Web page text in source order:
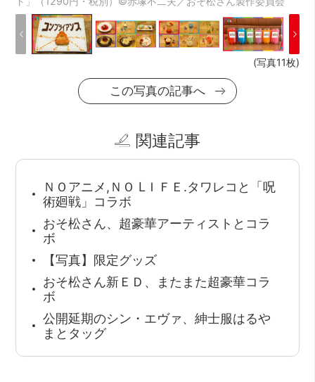
(写真11枚)
この写真の記事へ
関連記事
ＮＯアニメ,ＮＯ LＩＦＥ.タワレコと「呪
術廻戦」コラボ
おそ松さん、超豪華アーティストとコラ
ボ
【写真】限定グッズ
おそ松さん新ＥＤ、またまた超豪華コラ
ボ
公開延期のシン・エヴァ、紳士服はるや
まとタッグ